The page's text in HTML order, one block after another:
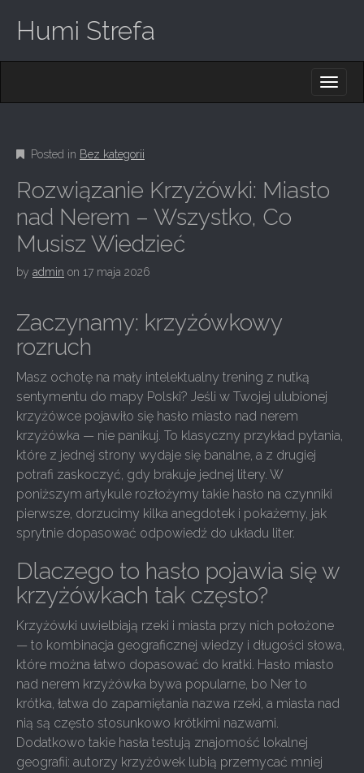
Humi Strefa
M
E
N
U
C
N
E
N
T
Posted in Bez kategorii
Rozwiązanie Krzyżówki: Miasto
nad Nerem – Wszystko, Co
Musisz Wiedzieć
by admin on 17 maja 2026
Zaczynamy: krzyżówkowy
rozruch
Masz ochotę na mały intelektualny trening z nutką
sentymentu do mapy Polski? Jeśli w Twojej ulubionej
krzyżówce pojawiło się hasło miasto nad nerem
krzyżówka — nie panikuj. To klasyczny przykład pytania,
które z jednej strony wydaje się banalne, a z drugiej
potrafi zaskoczyć, gdy brakuje jednej litery. W
poniższym artykule rozłożymy takie hasło na czynniki
pierwsze, dorzucimy kilka anegdotek i pokażemy, jak
sprytnie dopasować odpowiedź do układu liter.
Dlaczego to hasło pojawia się w
krzyżówkach tak często?
Krzyżówki uwielbiają rzeki i miasta przy nich położone
— to kombinacja geograficznej wiedzy i długości słowa,
które można łatwo dopasować do kratki. Hasło miasto
nad nerem krzyżówka bywa popularne, bo Ner to
krótka, łatwa do zapamiętania nazwa rzeki, a miasta nad
nią są często stosunkowo krótkimi nazwami.
Dodatkowo takie hasła testują znajomość lokalnej
geografii: autorzy krzyżówek lubią przemycać mniej